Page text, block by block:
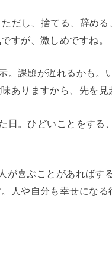
だし、捨てる、辞める
すが、激しめですね。
。課題が遅れるかも。
ありますから、先を見
日。ひどいことをする
喜ぶことがあればす
人や自分も幸せにな